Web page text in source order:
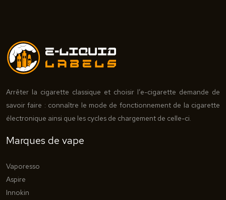
Arrêter la cigarette classique et choisir l’e-cigarette demande de
savoir faire : connaître le mode de fonctionnement de la cigarette
électronique ainsi que les cycles de chargement de celle-ci.
Marques de vape
Vaporesso
Aspire
Innokin